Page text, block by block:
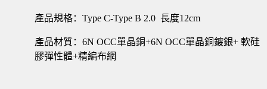
產品規格：Type C-Type B 2.0 長度12cm
產品材質：6N OCC單晶銅+6N OCC單晶銅鍍銀+ 軟硅
膠彈性體+精編布網